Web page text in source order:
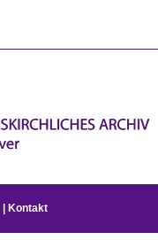
Kontakt